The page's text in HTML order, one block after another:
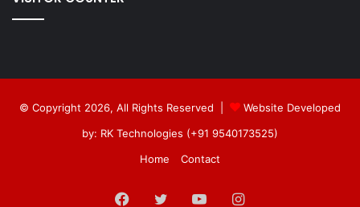
© Copyright 2026, All Rights Reserved |
Website Developed
by: RK Technologies (+91 9540173525)
Home
Contact
Facebook
Twitter YouTubeInstagram